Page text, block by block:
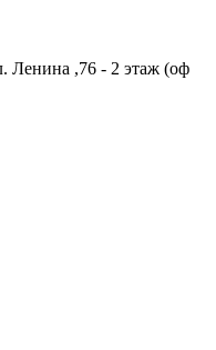
Ленина ,76 - 2 этаж (оф